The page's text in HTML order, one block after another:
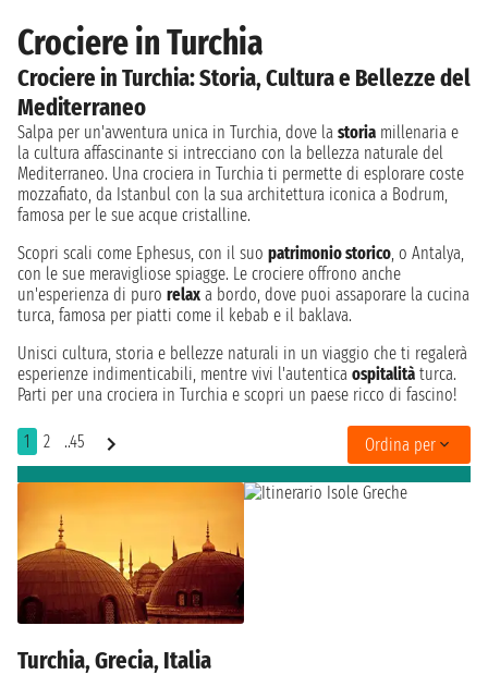
Crociere in Turchia
Crociere in Turchia: Storia, Cultura e Bellezze del
Mediterraneo
Salpa per un'avventura unica in Turchia, dove la storia millenaria e
la cultura affascinante si intrecciano con la bellezza naturale del
Mediterraneo. Una crociera in Turchia ti permette di esplorare coste
mozzafiato, da Istanbul con la sua architettura iconica a Bodrum,
famosa per le sue acque cristalline.
Scopri scali come Ephesus, con il suo patrimonio storico, o Antalya,
con le sue meravigliose spiagge. Le crociere offrono anche
un'esperienza di puro relax a bordo, dove puoi assaporare la cucina
turca, famosa per piatti come il kebab e il baklava.
Unisci cultura, storia e bellezze naturali in un viaggio che ti regalerà
esperienze indimenticabili, mentre vivi l'autentica ospitalità turca.
Parti per una crociera in Turchia e scopri un paese ricco di fascino!
1 2 ..45 Ordina per
Turchia, Grecia, Italia